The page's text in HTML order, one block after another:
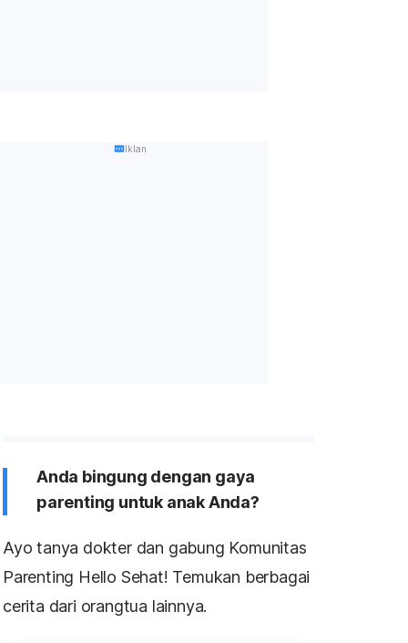
Iklan
Anda bingung dengan gaya
parenting untuk anak Anda?
Ayo tanya dokter dan gabung Komunitas
Parenting Hello Sehat! Temukan berbagai
cerita dari orangtua lainnya.